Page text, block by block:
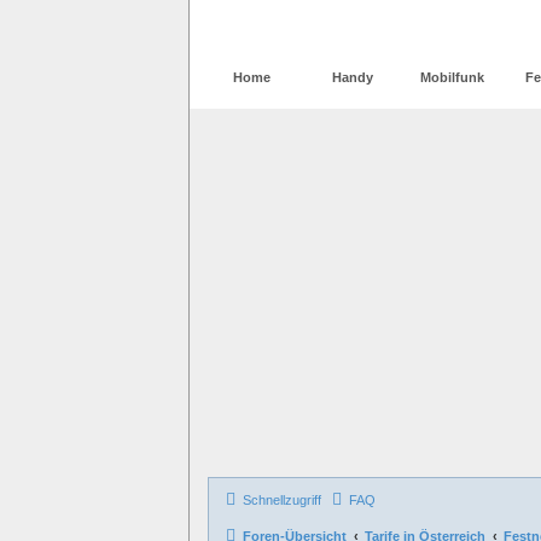
Home Handy Mobilfunk
Schnellzugriff FAQ
Foren-Übersicht Tarife in Österreich